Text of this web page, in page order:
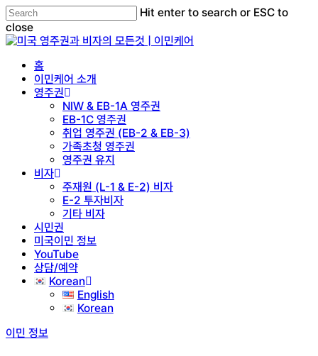
Skip
to
main
Hit enter to search or ESC to
close
Close
Menu 홈
이민케어 소개
영주권
NIW & EB-1A 영주권
EB-1C 영주권
취업 영주권 (EB-2 & EB-3)
가족초청 영주권
영주권 유지
비자
주재원 (L-1 & E-2) 비자
E-2 투자비자
기타 비자
시민권
미국이민 정보
YouTube
상담/예약
Korean
English
Korean
이민 정보